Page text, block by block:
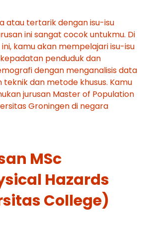
atau tertarik dengan isu-isu
ini sangat cocok untukmu. Di
kamu akan mempelajari isu-isu
penduduk dan
dengan menganalisis data
teknik dan metode khusus. Kamu
jurusan Master of Population
Groningen di negara
MSc
Hazards
College)